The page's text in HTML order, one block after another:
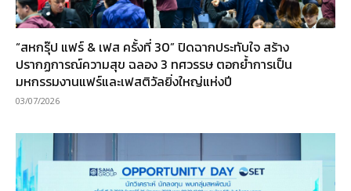
“สหกรุ๊ป แฟร์ & เฟส ครั้งที่ 30” ปิดฉากประทับใจ สร้าง
ปรากฏการณ์ความสุข ฉลอง 3 ทศวรรษ ตอกย้ำการเป็น
มหกรรมงานแฟร์และเฟสติวัลยิ่งใหญ่แห่งปี
03/07/2026